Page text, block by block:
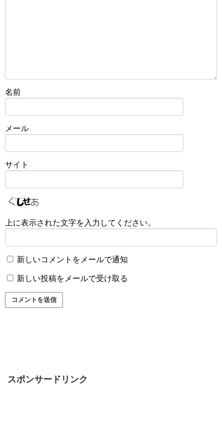
名前
メール
サイト
上に表示された文字を入力してください。
新しいコメントをメールで通知
新しい投稿をメールで受け取る
スポンサードリンク